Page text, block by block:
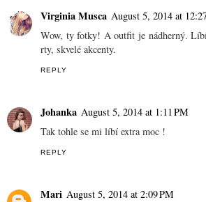
Virginia Musca August 5, 2014 at
Wow, ty fotky! A outfit je nádherný.
rty, skvelé akcenty.
REPLY
Johanka August 5, 2014 at 1:11 PM
Tak tohle se mi líbí extra moc !
REPLY
Mari August 5, 2014 at 2:09 PM